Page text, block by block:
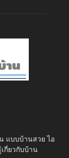
แบบบ้านสวย ไอ
กี่ยวกับบ้าน